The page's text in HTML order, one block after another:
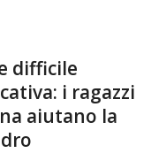
difficile
i ragazzi
aiutano la